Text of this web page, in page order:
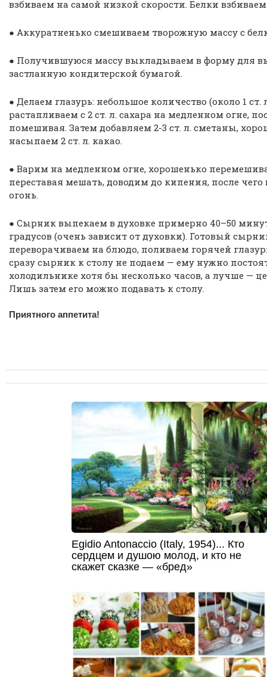
взбиваем на самой низкой скорости. Белки
● Аккуратненько смешиваем творожную массу с
● Получившуюся массу выкладываем в форму для
застланную кондитерской бумагой.
● Делаем глазурь: небольшое количество (около 1 ст.
растапливаем с 2 ст. л. сахара на медленном огне,
помешивая. Затем добавляем 2-3 ст. л. сметаны,
насыпаем 2 ст. л. какао.
● Варим на медленном огне, хорошенько
переставая мешать, доводим до кипения, после
огонь.
● Сырник выпекаем в духовке примерно 40–50
градусов (очень зависит от духовки). Готовый
переворачиваем на блюдо, поливаем горячей
сразу сырник к столу не подаем — ему нужно
холодильнике хотя бы несколько часов, а лучше —
Лишь затем его можно подавать к столу.
Приятного аппетита!
Egidio Antonaccio (Italy, 1954)... Кто
сердцем и душою молод, и кто не
скажет сказке — «бред»